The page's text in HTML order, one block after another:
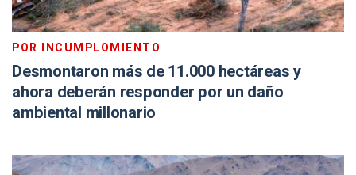
POR INCUMPLOMIENTO
Desmontaron más de 11.000 hectáreas y
ahora deberán responder por un daño
ambiental millonario